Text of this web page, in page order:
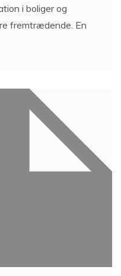
i boliger og
fremtrædende. En